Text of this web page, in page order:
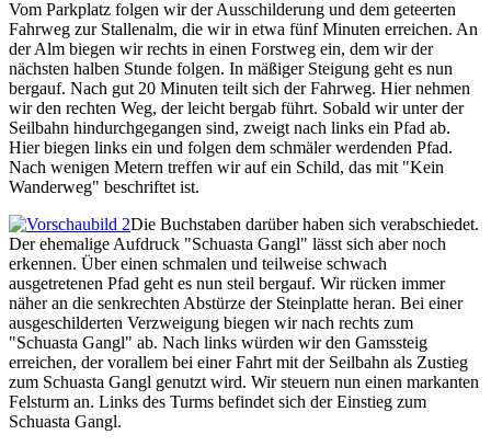
Vom Parkplatz folgen wir der Ausschilderung und dem geteerten
Fahrweg zur Stallenalm, die wir in etwa fünf Minuten erreichen. An
der Alm biegen wir rechts in einen Forstweg ein, dem wir der
nächsten halben Stunde folgen. In mäßiger Steigung geht es nun
bergauf. Nach gut 20 Minuten teilt sich der Fahrweg. Hier nehmen
wir den rechten Weg, der leicht bergab führt. Sobald wir unter der
Seilbahn hindurchgegangen sind, zweigt nach links ein Pfad ab.
Hier biegen links ein und folgen dem schmäler werdenden Pfad.
Nach wenigen Metern treffen wir auf ein Schild, das mit "Kein
Wanderweg" beschriftet ist.
Die Buchstaben darüber haben sich verabschiedet.
Der ehemalige Aufdruck "Schuasta Gangl" lässt sich aber noch
erkennen. Über einen schmalen und teilweise schwach
ausgetretenen Pfad geht es nun steil bergauf. Wir rücken immer
näher an die senkrechten Abstürze der Steinplatte heran. Bei einer
ausgeschilderten Verzweigung biegen wir nach rechts zum
"Schuasta Gangl" ab. Nach links würden wir den Gamssteig
erreichen, der vorallem bei einer Fahrt mit der Seilbahn als Zustieg
zum Schuasta Gangl genutzt wird. Wir steuern nun einen markanten
Felsturm an. Links des Turms befindet sich der Einstieg zum
Schuasta Gangl.